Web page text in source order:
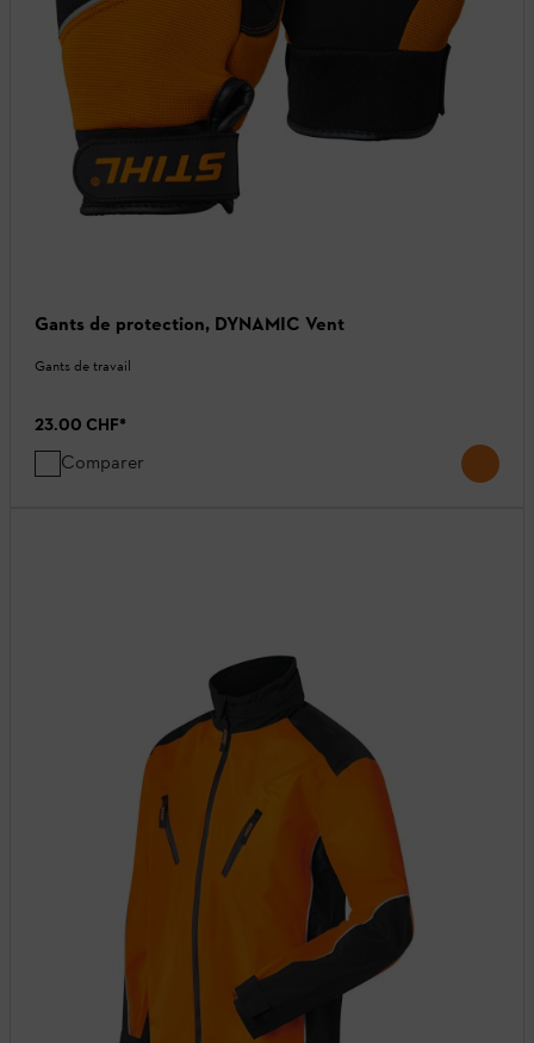
Gants de protection, DYNAMIC Vent
Gants de travail
23.00 CHF*
Comparer